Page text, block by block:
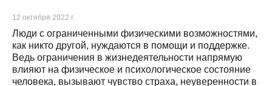
12 октября 2022 г.
Люди с ограниченными физическими возможностями,
как никто другой, нуждаются в помощи и поддержке.
Ведь ограничения в жизнедеятельности напрямую
влияют на физическое и психологическое состояние
человека, вызывают чувство страха, неуверенности в